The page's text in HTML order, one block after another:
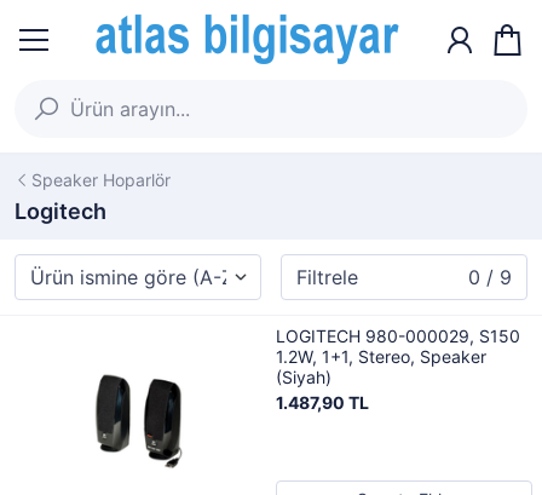
Speaker Hoparlör
Logitech
Filtrele 0 / 9
LOGITECH 980-000029, S150
1.2W, 1+1, Stereo, Speaker
(Siyah)
1.487,90 TL